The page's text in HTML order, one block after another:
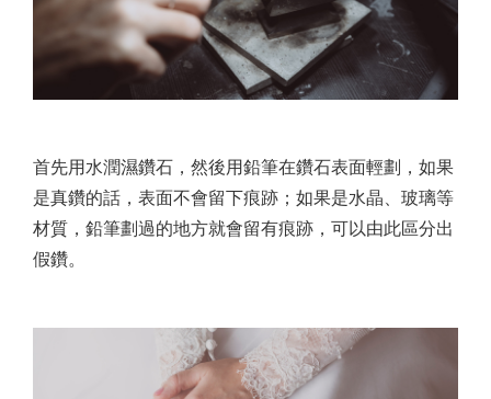
首先用水潤濕鑽石，然後用鉛筆在鑽石表面輕劃，如果
是真鑽的話，表面不會留下痕跡；如果是水晶、玻璃等
材質，鉛筆劃過的地方就會留有痕跡，可以由此區分出
假鑽。